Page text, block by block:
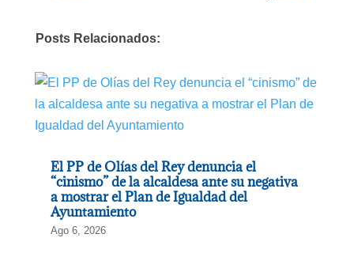
Posts Relacionados:
El PP de Olías del Rey denuncia el
“cinismo” de la alcaldesa ante su negativa
a mostrar el Plan de Igualdad del
Ayuntamiento
Ago 6, 2026